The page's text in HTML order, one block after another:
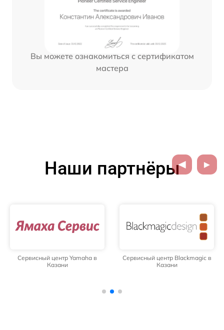
Вы можете ознакомиться с сертификатом
мастера
Наши партнёры
Сервисный центр Yamaha в
Казани
Сервисный центр Blackmagic в
Казани